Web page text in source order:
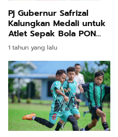
Pj Gubernur Safrizal
Kalungkan Medali untuk
Atlet Sepak Bola PON
XXI Aceh-Sumut
1 tahun yang lalu